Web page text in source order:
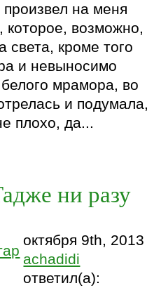
на меня
которое, возможно,
света, кроме того
и невыносимо
мрамора, во
и подумала,
плохо, да...
ни разу
октября 9th, 2013
achadidi
ответил(а):